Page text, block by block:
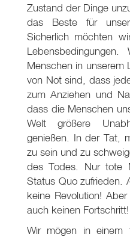
Zustand der Dinge
das Beste für
Sicherlich möchten
Menschen in unserem
von Not sind, dass
zum Anziehen und
dass die Menschen
Welt größere
genießen. In der Tat,
zu sein und zu
des Todes. Nur tote
Status Quo zufrieden.
keine Revolution!
auch keinen Fortschritt!
Wir mögen in einem